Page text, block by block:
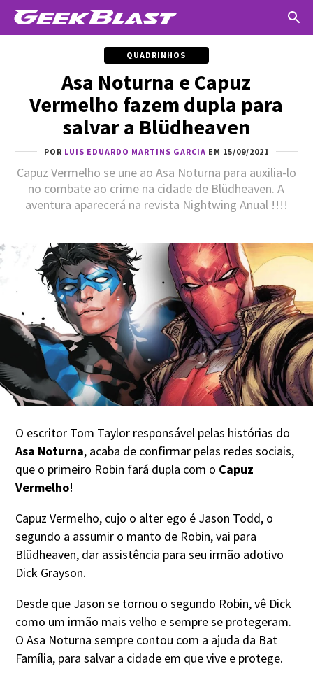
QUADRINHOS
Asa Noturna e Capuz
Vermelho fazem dupla para
salvar a Blüdheaven
POR LUIS EDUARDO MARTINS GARCIA EM 15/09/2021
Capuz Vermelho se une ao Asa Noturna para auxilia-lo
no combate ao crime na cidade de Blüdheaven. A
aventura aparecerá na revista Nightwing Anual !!!!
O escritor Tom Taylor responsável pelas histórias do
Asa Noturna, acaba de confirmar pelas redes sociais,
que o primeiro Robin fará dupla com o Capuz
Vermelho!
Capuz Vermelho, cujo o alter ego é Jason Todd, o
segundo a assumir o manto de Robin, vai para
Blüdheaven, dar assistência para seu irmão adotivo
Dick Grayson.
Desde que Jason se tornou o segundo Robin, vê Dick
como um irmão mais velho e sempre se protegeram.
O Asa Noturna sempre contou com a ajuda da Bat
Família, para salvar a cidade em que vive e protege.